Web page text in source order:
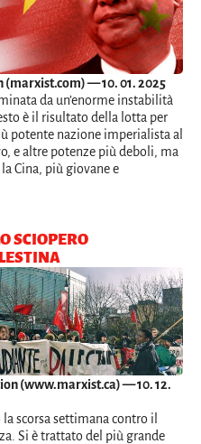
— 10. 01. 2025
da un’enorme instabilità
è il risultato della lotta per
potente nazione imperialista al
e altre potenze più deboli, ma
Cina, più giovane e
SCIOPERO
(www.marxist.ca) — 10. 12.
scorsa settimana contro il
Si è trattato del più grande